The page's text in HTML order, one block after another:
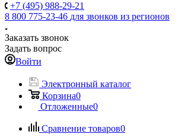
+7 (495) 988-29-21
8 800 775-23-46 для звонков из регионов
Заказать звонок
Задать вопрос
Войти
Электронный каталог
Корзина0
Отложенные0
Сравнение товаров0